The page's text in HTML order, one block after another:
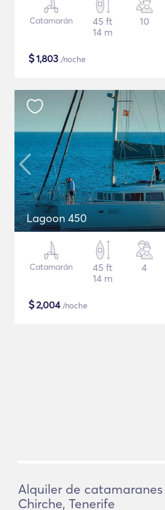
Catamarán
45 ft
14 m
10
$1,803 /noche
Lagoon 450
Catamarán
45 ft
14 m
4
$2,004/noche
Alquiler de
Chirche, Tenerife